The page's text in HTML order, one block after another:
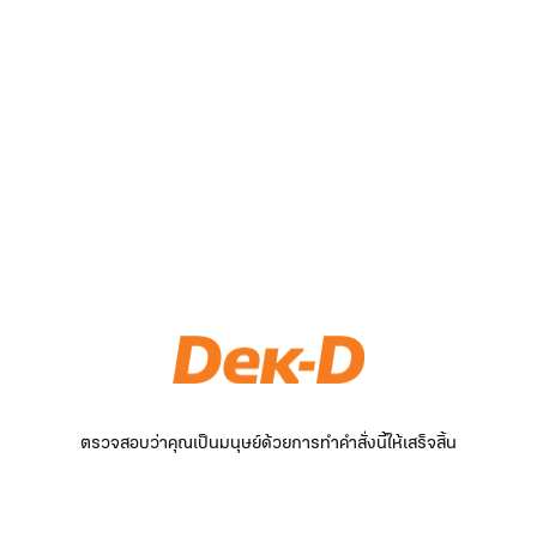
ตรวจสอบว่าคุณเป็นมนุษย์ด้วยการทำคำสั่งนี้ให้เสร็จสิ้น